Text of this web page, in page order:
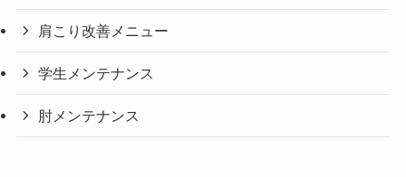
肩こり改善メニュー
学生メンテナンス
肘メンテナンス